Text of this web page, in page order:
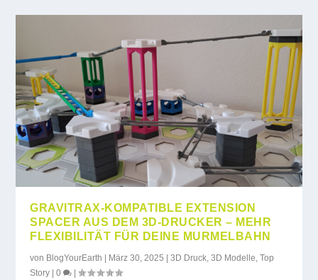
GRAVITRAX-KOMPATIBLE EXTENSION
SPACER AUS DEM 3D-DRUCKER – MEHR
FLEXIBILITÄT FÜR DEINE MURMELBAHN
von BlogYourEarth | März 30, 2025 |3D Druck ,3D Modelle ,Top
Story |0 |